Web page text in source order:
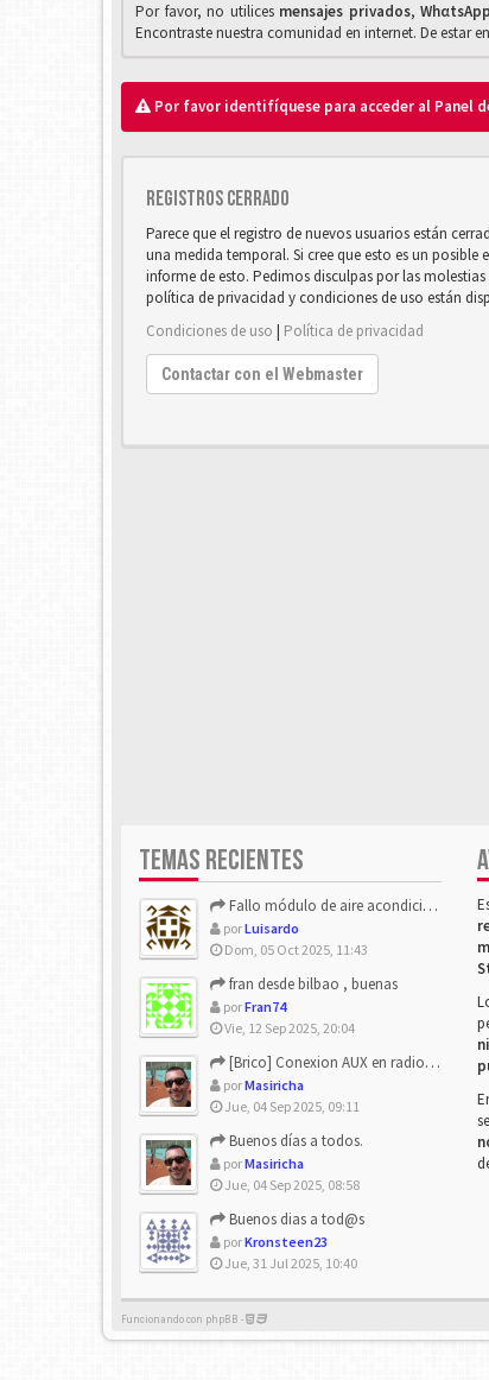
Por favor, no utilices mensajes privados,WhαtsApp
Encontraste nuestra comunidad en internet. De estar
Por favor identifíquese para acceder al Panel
Registros cerrado
Parece que el registro de nuevos usuarios están
una medida temporal. Si cree que esto es un
informe de esto. Pedimos disculpas por las
política de privacidad y condiciones de uso están
Condiciones de uso | Política de privacidad
Contactar con el Webmaster
TEMAS RECIENTES
Fallo módulo de aire acondicionado
porLuisardo
Dom, 05 Oct 2025, 11:43
fran desde bilbao , buenas
porFran74
Vie, 12 Sep 2025, 20:04
[Brico] Conexion AUX en radio de origen
porMasiricha
Jue, 04 Sep 2025, 09:11
Buenos días a todos.
porMasiricha
Jue, 04 Sep 2025, 08:58
Buenos dias a tod@s
porKronsteen23
Jue, 31 Jul 2025, 10:40
Funcionando con phpBB -